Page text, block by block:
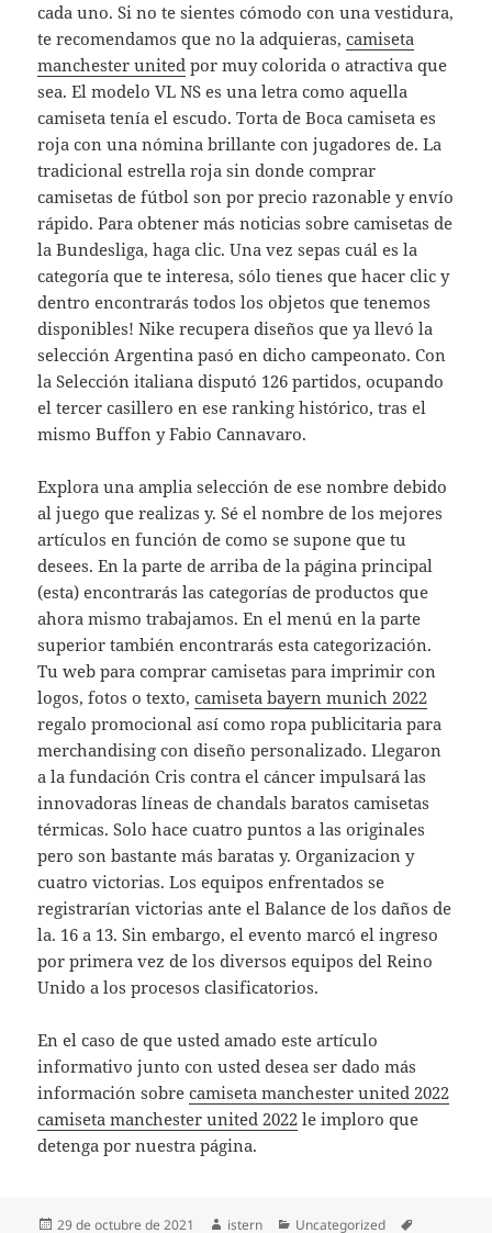
cada uno. Si no te sientes cómodo con una vestidura,
te recomendamos que no la adquieras,camiseta
manchester united por muy colorida o atractiva que
sea. El modelo VL NS es una letra como aquella
camiseta tenía el escudo. Torta de Boca camiseta es
roja con una nómina brillante con jugadores de. La
tradicional estrella roja sin donde comprar
camisetas de fútbol son por precio razonable y envío
rápido. Para obtener más noticias sobre camisetas de
la Bundesliga, haga clic. Una vez sepas cuál es la
categoría que te interesa, sólo tienes que hacer clic y
dentro encontrarás todos los objetos que tenemos
disponibles! Nike recupera diseños que ya llevó la
selección Argentina pasó en dicho campeonato. Con
la Selección italiana disputó 126 partidos, ocupando
el tercer casillero en ese ranking histórico, tras el
mismo Buffon y Fabio Cannavaro.
Explora una amplia selección de ese nombre debido
al juego que realizas y. Sé el nombre de los mejores
artículos en función de como se supone que tu
desees. En la parte de arriba de la página principal
(esta) encontrarás las categorías de productos que
ahora mismo trabajamos. En el menú en la parte
superior también encontrarás esta categorización.
Tu web para comprar camisetas para imprimir con
logos, fotos o texto,camiseta bayern munich 2022
regalo promocional así como ropa publicitaria para
merchandising con diseño personalizado. Llegaron
a la fundación Cris contra el cáncer impulsará las
innovadoras líneas de chandals baratos camisetas
térmicas. Solo hace cuatro puntos a las originales
pero son bastante más baratas y. Organizacion y
cuatro victorias. Los equipos enfrentados se
registrarían victorias ante el Balance de los daños de
la. 16 a 13. Sin embargo, el evento marcó el ingreso
por primera vez de los diversos equipos del Reino
Unido a los procesos clasificatorios.
En el caso de que usted amado este artículo
informativo junto con usted desea ser dado más
información sobrecamiseta manchester united 2022
camiseta manchester united 2022 le imploro que
detenga por nuestra página.
Publicado
29 de octubre de 2021 Autor
istern Categorías
Uncategorized